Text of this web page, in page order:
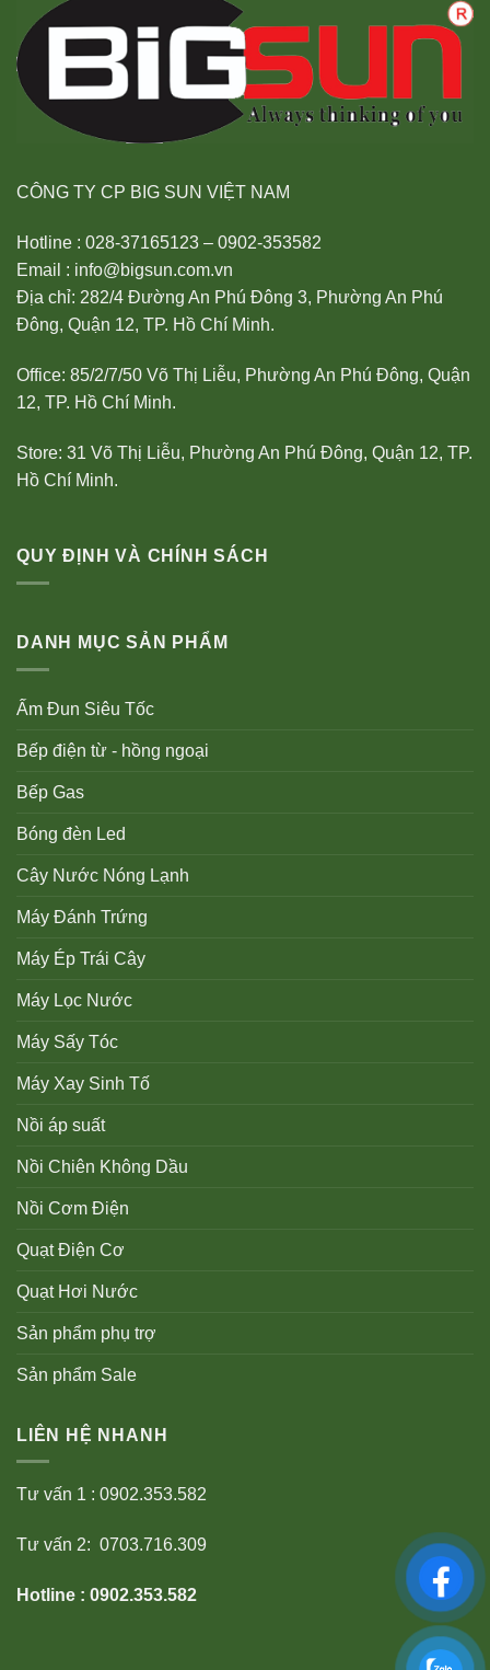
CÔNG TY CP BIG SUN VIỆT NAM
Hotline : 028-37165123 – 0902-353582
Email : info@bigsun.com.vn
Địa chỉ: 282/4 Đường An Phú Đông 3, Phường An Phú
Đông, Quận 12, TP. Hồ Chí Minh.
Office: 85/2/7/50 Võ Thị Liễu, Phường An Phú Đông, Quận
12, TP. Hồ Chí Minh.
Store: 31 Võ Thị Liễu, Phường An Phú Đông, Quận 12, TP.
Hồ Chí Minh.
QUY ĐỊNH VÀ CHÍNH SÁCH
DANH MỤC SẢN PHẨM
Ấm Đun Siêu Tốc
Bếp điện từ - hồng ngoại
Bếp Gas
Bóng đèn Led
Cây Nước Nóng Lạnh
Máy Đánh Trứng
Máy Ép Trái Cây
Máy Lọc Nước
Máy Sấy Tóc
Máy Xay Sinh Tố
Nồi áp suất
Nồi Chiên Không Dầu
Nồi Cơm Điện
Quạt Điện Cơ
Quạt Hơi Nước
Sản phẩm phụ trợ
Sản phẩm Sale
LIÊN HỆ NHANH
Tư vấn 1 : 0902.353.582
Tư vấn 2: 0703.716.309
Hotline : 0902.353.582